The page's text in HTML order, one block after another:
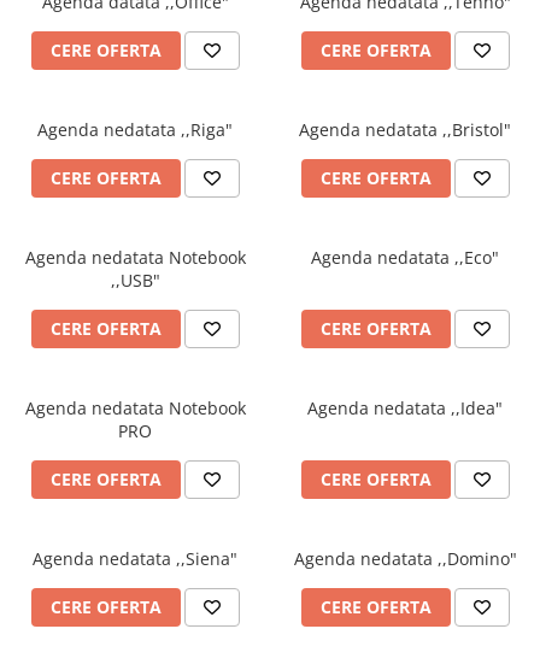
PLICURI PENTRU CORESPONDENTA,
DOCUMENTE & SPECIALE
CUBURI DIN HARTIE & CUBURI
NOTES
CAIETE & BLOCK NOTES-URI
PERFORATOARE
CAPSATOARE & DECAPSATOARE
CAPSE & SUPORTURI
SUPORT ACCESORII PENTRU SCRIS
BANDA ADEZIVA & DISPENCERE
ADEZIVI
FOARFECI
ACCESORII PRINDERE
TUS/TUSIRE & STAMPILE
INSTRUMENTE DE SCRIS &
MANUSI NITRIL NEPUDRATE
CERE OFERTA CERE OFERTA
Agenda nedatata ,,Riga"
CERE OFERTA
Agenda nedatata ,,Bristol"
CERE OFERTA
Agenda nedatata Notebook
,,USB"
CERE OFERTA
Agenda nedatata ,,Eco"
CERE OFERTA
Agenda nedatata Notebook
PRO
CERE OFERTA
Agenda nedatata ,,Idea"
CERE OFERTA
Agenda nedatata ,,Siena"
CERE OFERTA
Agenda nedatata ,,Domino"
CERE OFERTA